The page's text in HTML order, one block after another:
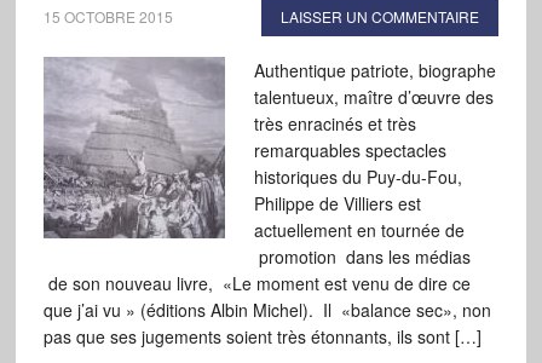
15 OCTOBRE 2015 LAISSER UN COMMENTAIRE
Authentique patriote, biographe
talentueux, maître d’œuvre des
très enracinés et très
remarquables spectacles
historiques du Puy-du-Fou,
Philippe de Villiers est
actuellement en tournée de
promotion dans les médias
de son nouveau livre, «Le moment est venu de dire ce
que j’ai vu » (éditions Albin Michel). Il «balance sec», non
pas que ses jugements soient très étonnants, ils sont […]